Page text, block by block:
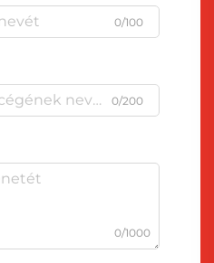
0/100
0/200
0/1000